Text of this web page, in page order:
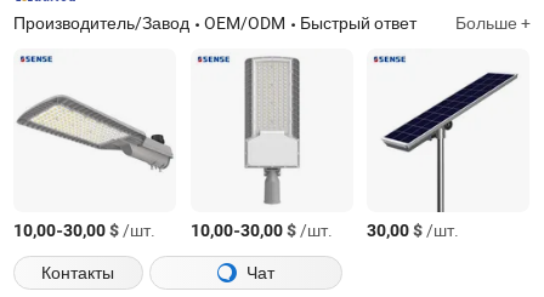
водонепроницаемая
для наружного
лестницы, потолка,
ландшафта
Производитель/Завод OEM/ODM Быстрый ответ Больше +
10,00-30,00$/шт. 10,00-30,00$/шт. 30,00$/шт.
Контакты
Чат